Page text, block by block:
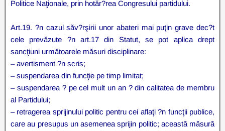
Politice Naţionale, prin hotăr?rea Congresului partidului.
Art.19. ?n cazul săv?rşirii unor abateri mai puţin grave dec?t
cele prevăzute ?n art.17 din Statut, se pot aplica drept
sancţiuni următoarele măsuri disciplinare:
– avertisment ?n scris;
– suspendarea din funcţie pe timp limitat;
– suspendarea ? pe cel mult un an ? din calitatea de membru
al Partidului;
– retragerea sprijinului politic pentru cei aflaţi ?n funcţii publice,
care au presupus un asemenea sprijin politic; această măsură